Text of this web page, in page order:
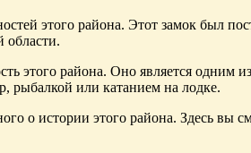
этого района. Этот замок был
области.
этого района. Оно является
рыбалкой или катанием на лодке.
о истории этого района. Здесь вы